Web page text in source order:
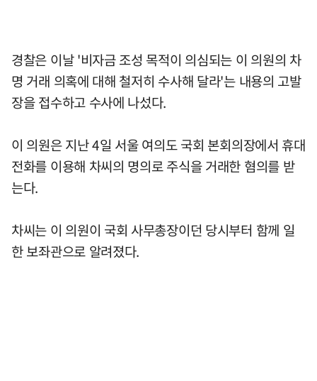
경찰은 이날 '비자금 조성 목적이 의심되는 이 의원의 차
명 거래 의혹에 대해 철저히 수사해 달라'는 내용의 고발
장을 접수하고 수사에 나섰다.
이 의원은 지난 4일 서울 여의도 국회 본회의장에서 휴대
전화를 이용해 차씨의 명의로 주식을 거래한 혐의를 받
는다.
차씨는 이 의원이 국회 사무총장이던 당시부터 함께 일
한 보좌관으로 알려졌다.